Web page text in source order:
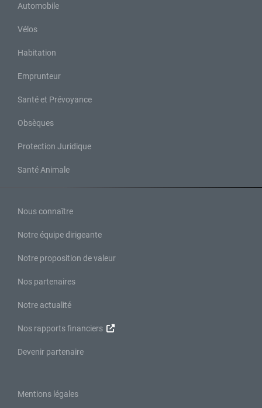
Automobile
Vélos
Habitation
Emprunteur
Santé et Prévoyance
Obsèques
Protection Juridique
Santé Animale
Nous connaître
Notre équipe dirigeante
Notre proposition de valeur
Nos partenaires
Notre actualité
Nos rapports financiers
Devenir partenaire
Mentions légales